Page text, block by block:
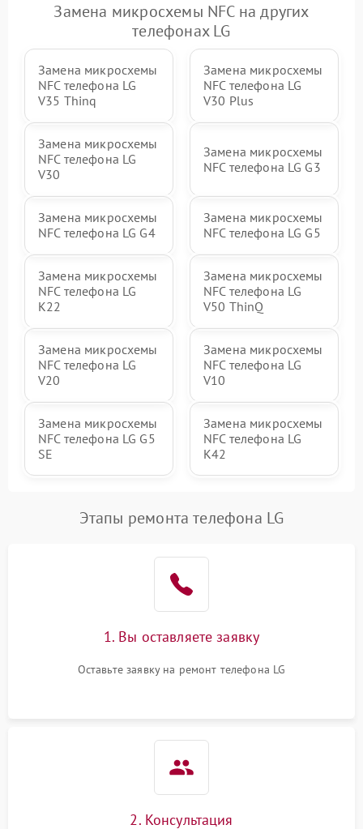
Замена микросхемы NFC на других
телефонах LG
Замена микросхемы
NFC телефона LG
V35 Thinq
Замена микросхемы
NFC телефона LG
V30 Plus
Замена микросхемы
NFC телефона LG
V30
Замена микросхемы
NFC телефона LG G3
Замена микросхемы
NFC телефона LG G4
Замена микросхемы
NFC телефона LG G5
Замена микросхемы
NFC телефона LG
K22
Замена микросхемы
NFC телефона LG
V50 ThinQ
Замена микросхемы
NFC телефона LG
V20
Замена микросхемы
NFC телефона LG
V10
Замена микросхемы
NFC телефона LG G5
SE
Замена микросхемы
NFC телефона LG
K42
Этапы ремонта телефона LG
1. Вы оставляете заявку
Оставьте заявку на ремонт телефона LG
2. Консультация